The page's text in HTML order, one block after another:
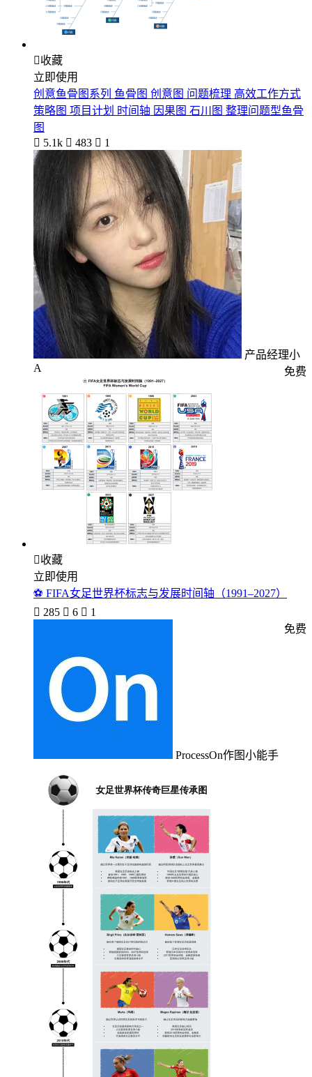
收藏
立即使用
创意鱼骨图系列 鱼骨图 创意图 问题梳理 高效工作方式
策略图 项目计划 时间轴 因果图 石川图 整理问题型鱼骨
图
 5.1k  483  1
产品经理小
A
免费
收藏
立即使用
⚽ FIFA女足世界杯标志与发展时间轴（1991–2027）
 285  6  1
ProcessOn作图小能手
免费